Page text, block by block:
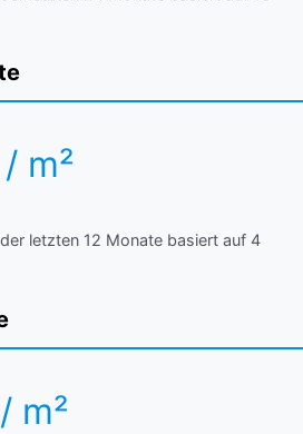
m²
letzten 12 Monate basiert auf 4
m²